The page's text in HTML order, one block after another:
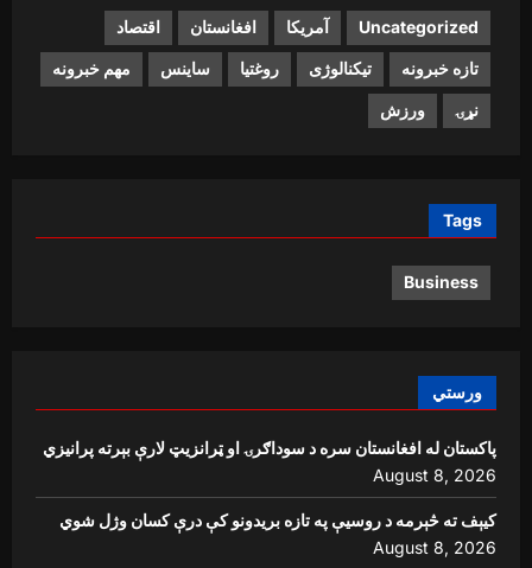
Uncategorized آمریکا افغانستان اقتصاد
تازه خبرونه تیکنالوژی روغتیا ساینس مهم خبرونه
نړۍ ورزش
Tags
Business
ورستي
پاکستان له افغانستان سره د سوداګرۍ او ټرانزیټ لارې بېرته پرانیزي
August 8, 2026
کیېف ته څېرمه د روسیې په تازه بریدونو کې درې کسان وژل شوي
August 8, 2026